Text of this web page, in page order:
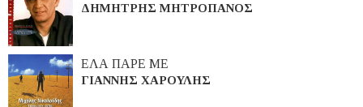
ΔΗΜΗΤΡΗΣ ΜΗΤΡΟΠΑΝΟΣ
ΕΛΑ ΠΑΡΕ ΜΕ
ΓΙΑΝΝΗΣ ΧΑΡΟΥΛΗΣ